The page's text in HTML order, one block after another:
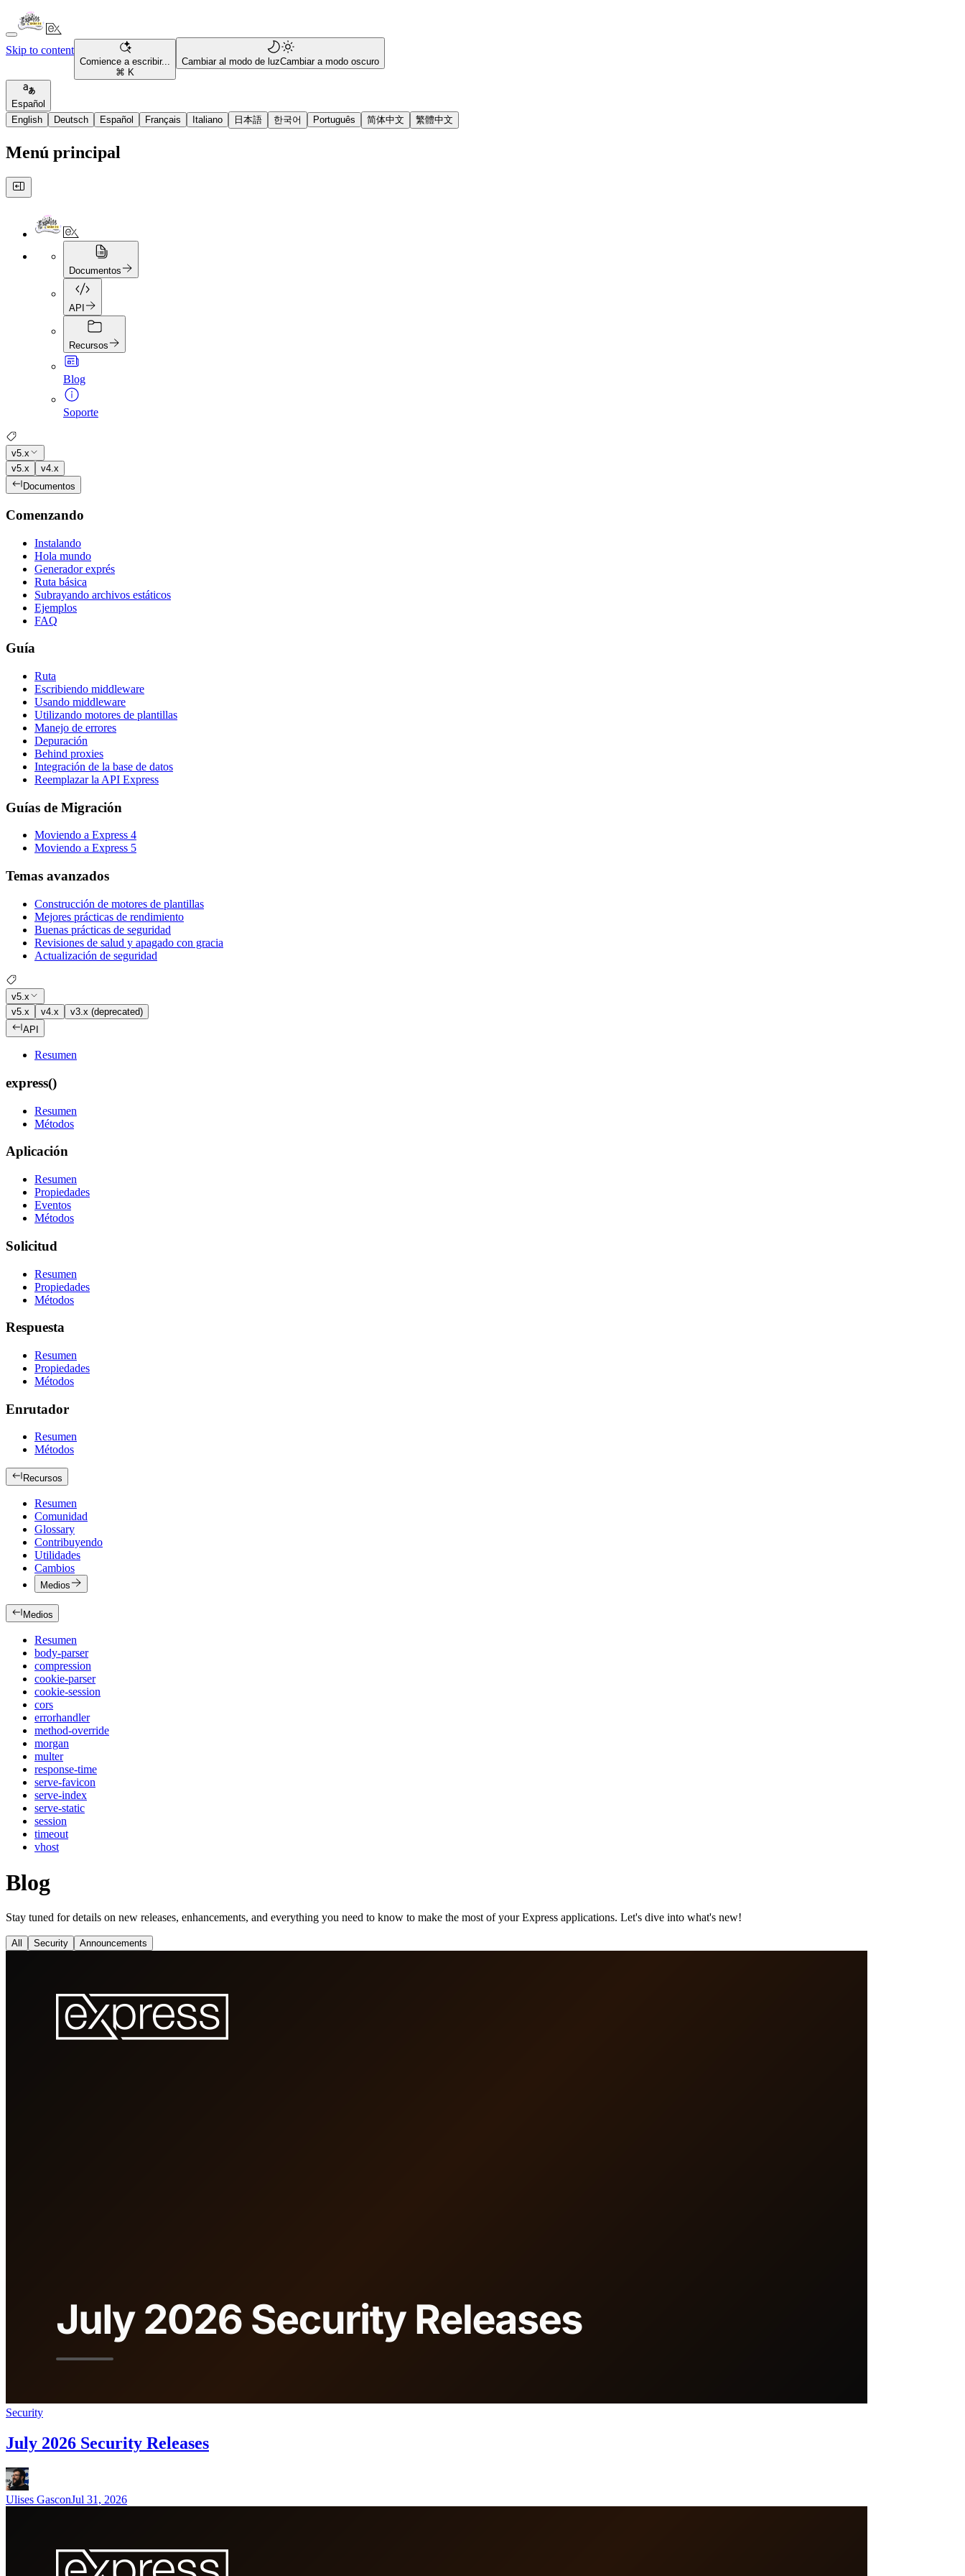
Skip to content
Comience a escribir...
⌘ K
Cambiar al modo de luzCambiar a modo oscuro
Español
English
Deutsch Español Français Italiano 日本語 한국어 Português 简体中文 繁體中文
Menú principal
Documentos
API
Recursos
Blog
Soporte
v5.x
v5.x
v4.x
Documentos
Comenzando
Instalando
Hola mundo
Generador exprés
Ruta básica
Subrayando archivos estáticos
Ejemplos
FAQ
Guía
Ruta
Escribiendo middleware
Usando middleware
Utilizando motores de plantillas
Manejo de errores
Depuración
Behind proxies
Integración de la base de datos
Reemplazar la API Express
Guías de Migración
Moviendo a Express 4
Moviendo a Express 5
Temas avanzados
Construcción de motores de plantillas
Mejores prácticas de rendimiento
Buenas prácticas de seguridad
Revisiones de salud y apagado con gracia
Actualización de seguridad
v5.x
v5.x
v4.x
v3.x (deprecated)
API
Resumen
express()
Resumen
Métodos
Aplicación
Resumen
Propiedades
Eventos
Métodos
Solicitud
Resumen
Propiedades
Métodos
Respuesta
Resumen
Propiedades
Métodos
Enrutador
Resumen
Métodos
Recursos
Resumen
Comunidad
Glossary
Contribuyendo
Utilidades
Cambios
Medios
Medios
Resumen
body-parser
compression
cookie-parser
cookie-session
cors
errorhandler
method-override
morgan
multer
response-time
serve-favicon
serve-index
serve-static
session
timeout
vhost
Blog
Stay tuned for details on new releases, enhancements, and everything you need to know to make the most of your Express applications. Let's dive into what's new!
All Security Announcements
Security
July 2026 Security Releases
Ulises GasconJul 31, 2026